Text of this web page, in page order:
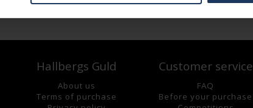
Hallbergs Guld
About us
Terms of purchase
Customer service
FAQ
Before your purchase